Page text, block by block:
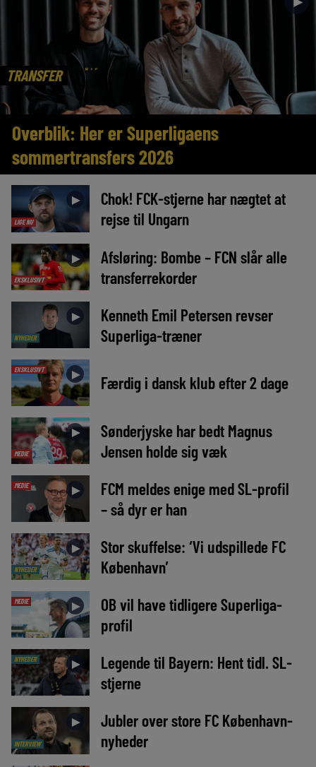
TRANSFER
Overblik: Her er Superligaens
sommertransfers 2026
LIGE NU
►
Chok! FCK-stjerne har nægtet at
rejse til Ungarn
EKSKLUSIVT
►
Afsløring: Bombe – FCN slår alle
transferrekorder
NYHEDER
►
Kenneth Emil Petersen revser
Superliga-træner
EKSKLUSIVT ► Færdig i dansk klub efter 2 dage
MEDIE
►
Sønderjyske har bedt Magnus
Jensen holde sig væk
MEDIE ►
FCM meldes enige med SL-profil
– så dyr er han
NYHEDER
►
Stor skuffelse: ‘Vi udspillede FC
København’
MEDIE ►
OB vil have tidligere Superliga-
profil
NYHEDER ►
Legende til Bayern: Hent tidl. SL-
stjerne
INTERVIEW
►
Jubler over store FC København-
nyheder